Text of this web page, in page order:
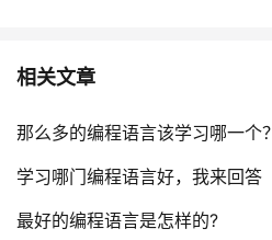
相关文章
那么多的编程语言该学习哪一个？
学习哪门编程语言好，我来回答
最好的编程语言是怎样的?